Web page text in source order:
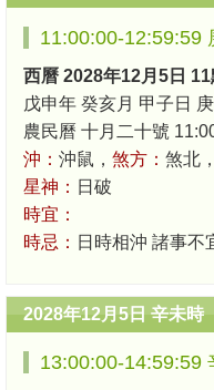
11:00:00-12:59:59
西曆 2028年12月5日
戊申年 癸亥月 甲子日
農民曆 十月二十號
沖： 沖鼠， 煞方： 煞北，
星神： 日破
時宜：
時忌： 日時相沖 諸事不
2028年12月5日 辛未時
13:00:00-14:59:59